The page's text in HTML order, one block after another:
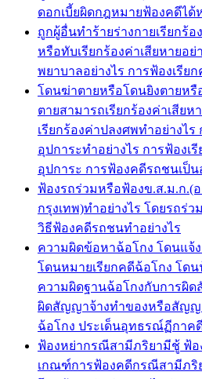
ดอกเบี้ยผิดกฎหมายฟ้องคดีได้
ถูกผู้อื่นทำร้ายร่างกายเรียกร้อ
หรือทับเรียกร้องค่าเสียหายอย่
พยาบาลอย่างไร การฟ้องเรีย
โดนฆ่าตายหรือโดนยิงตายห
ตายสามารถเรียกร้องค่าเสียห
เรียกร้องค่าปลงศพทำอย่างไร
อุปการะทำอย่างไร การฟ้องเ
อุปการะ การฟ้องคดีรถชนเป็น
ฟ้องรถร่วมหรือฟ้องข.ส.ม.ก.(
กรุงเทพ)ทำอย่างไร โดยรถร่
วิธีฟ้องคดีรถชนทำอย่างไร
ความผิดข้อหาฉ้อโกง โดนแจ้
โดนหมายเรียกคดีฉ้อโกง โด
ความผิดฐานฉ้อโกงกับการผิด
ผิดสัญญาจ้างทำของหรือสัญญ
ฉ้อโกง ประเด็นอุทธรณ์ฏีกาค
ฟ้องหย่ากรณีสามีภริยามีชู้ ฟ้อ
เกณฑ์การฟ้องคดีกรณีสามีภริ